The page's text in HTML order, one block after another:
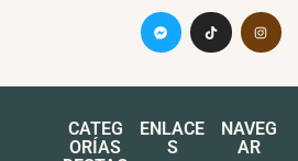
CATEG
ORÍAS
ENLACE
S
NAVEG
AR